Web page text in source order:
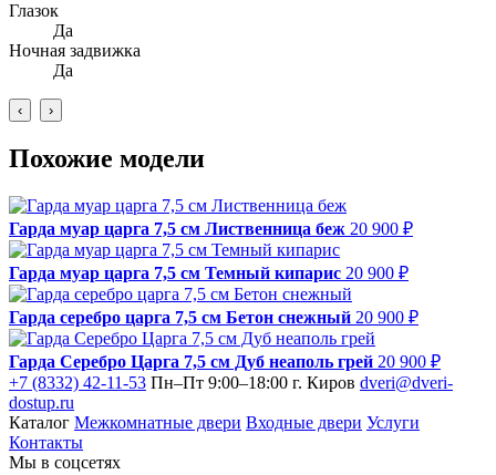
Глазок
Да
Ночная задвижка
Да
‹ ›
Похожие модели
Гарда муар царга 7,5 см Лиственница беж 20 900 ₽
Гарда муар царга 7,5 см Темный кипарис 20 900 ₽
Гарда серебро царга 7,5 см Бетон снежный 20 900 ₽
Гарда Серебро Царга 7,5 см Дуб неаполь грей 20 900 ₽
+7 (8332) 42-11-53 Пн–Пт 9:00–18:00 г. Киров dveri@dveri-
dostup.ru
Каталог Межкомнатные двери Входные двери Услуги
Контакты
Мы в соцсетях